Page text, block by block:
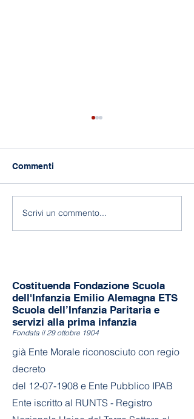
Commenti
Scrivi un commento...
Costituenda Fondazione Scuola
dell'Infanzia Emilio Alemagna ETS
Scuola dell’Infanzia Paritaria e
servizi alla prima infanzia
Fondata il 29 ottobre 1904
già Ente Morale riconosciuto con regio
decreto
del 12-07-1908 e Ente Pubblico IPAB
Ente iscritto al RUNTS - Registro